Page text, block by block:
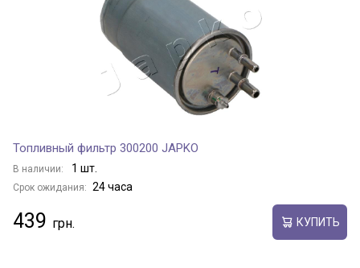
Топливный фильтр 300200 JAPKO
В наличии: 1 шт.
Срок ожидания: 24 часа
439 КУПИТЬ